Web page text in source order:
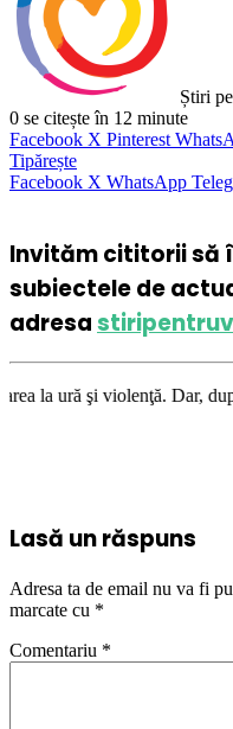
Știri
0 se citește în 12 minute
Facebook X Pinterest
Tipărește
Facebook X WhatsApp
Invităm cititorii să
subiectele de
adresa
Dar, după cum
Lasă un răspuns
Adresa ta de email nu va fi
marcate cu *
Comentariu *